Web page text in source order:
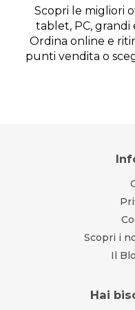
Scopri le migliori
tablet, PC,
Ordina online e
punti vendita o
Scopri i
Il
Hai